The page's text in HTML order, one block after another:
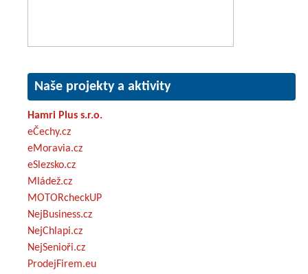
Naše projekty a aktivity
Hamri Plus s.r.o.
eČechy.cz
eMoravia.cz
eSlezsko.cz
Mládež.cz
MOTORcheckUP
NejBusiness.cz
NejChlapi.cz
NejSenioři.cz
ProdejFirem.eu